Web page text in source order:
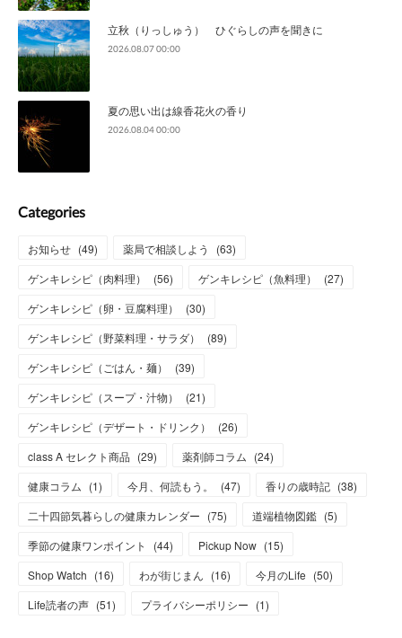
立秋（りっしゅう） ひぐらしの声を聞きに
2026.08.07 00:00
夏の思い出は線香花火の香り
2026.08.04 00:00
Categories
お知らせ (49) 薬局で相談しよう (63)
ゲンキレシピ（肉料理）
(56) ゲンキレシピ（魚料理） (27)
ゲンキレシピ（卵・豆腐料理）
(30)
ゲンキレシピ（野菜料理・サラダ）
(89)
ゲンキレシピ（ごはん・麺）
(39)
ゲンキレシピ（スープ・汁物）
(21)
ゲンキレシピ（デザート・ドリンク）
(26)
class A セレクト商品 (29) 薬剤師コラム (24)
健康コラム (1) 今月、何読もう。 (47) 香りの歳時記 (38)
二十四節気暮らしの健康カレンダー (75) 道端植物図鑑 (5)
季節の健康ワンポイント
(44) Pickup Now (15)
Shop Watch (16) わが街じまん (16) 今月のLife (50)
Life読者の声 (51) プライバシーポリシー (1)